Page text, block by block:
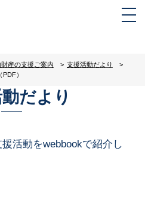
産の支援ご案内 > 支援活動だより
>
）
だより
活動をwebbookで紹介し